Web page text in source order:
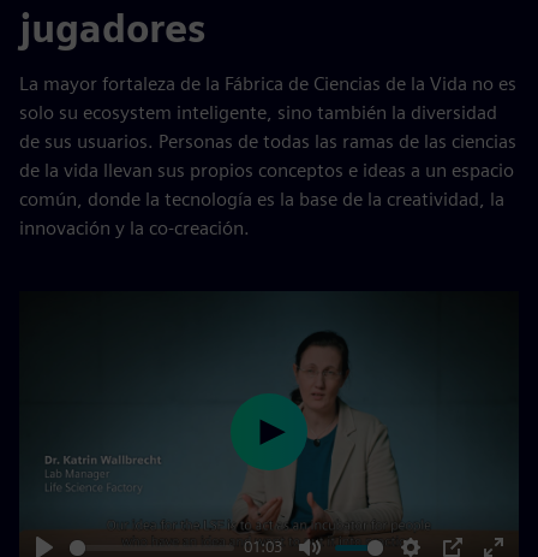
jugadores
La mayor fortaleza de la Fábrica de Ciencias de la Vida no es
solo su ecosystem inteligente, sino también la diversidad
de sus usuarios. Personas de todas las ramas de las ciencias
de la vida llevan sus propios conceptos e ideas a un espacio
común, donde la tecnología es la base de la creatividad, la
innovación y la co-creación.
01:03
Play